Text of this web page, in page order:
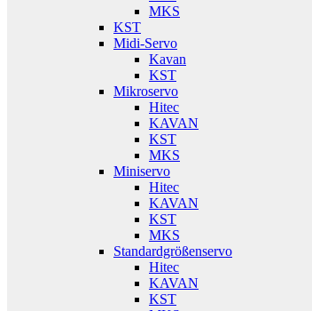
MKS
KST
Midi-Servo
Kavan
KST
Mikroservo
Hitec
KAVAN
KST
MKS
Miniservo
Hitec
KAVAN
KST
MKS
Standardgrößenservo
Hitec
KAVAN
KST